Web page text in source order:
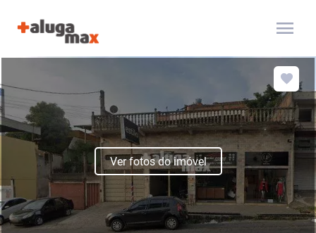
menu
Ver fotos do imóvel